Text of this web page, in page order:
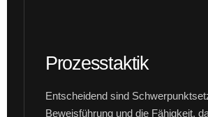
Prozesstaktik
Entscheidend sind
Beweisführung und die Fähigkeit,